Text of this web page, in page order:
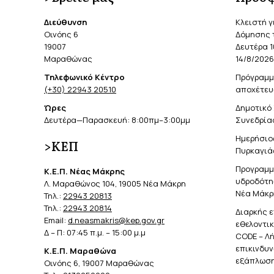
Διεύθυνση
Οινόης 6
19007
Μαραθώνας
Τηλεφωνικό Κέντρο
(+30) 22943 20510
Ώρες
Δευτέρα—Παρασκευή: 8:00πμ–3:00μμ
>ΚΕΠ
Κ.Ε.Π. Νέας Μάκρης
Λ. Μαραθώνος 104, 19005 Νέα Μάκρη
Τηλ.: 22943 20813
Τηλ.: 22943 20814
Email: d.neasmakris@kep.gov.gr
Δ – Π: 07:45 π.μ. – 15:00 μ.μ
Κ.Ε.Π. Μαραθώνα
Οινόης 6, 19007 Μαραθώνας
Κλειστή
Δόμησης
Δευτέρα
14/8/2026
Δημοτικό
Νέα
Διαρκής
CODE –